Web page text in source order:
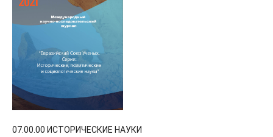
07.00.00 ИСТОРИЧЕСКИЕ НАУКИ